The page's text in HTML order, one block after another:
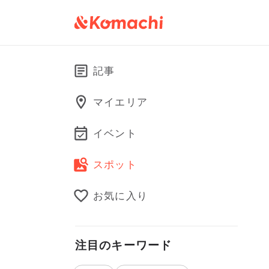
記事
マイエリア
イベント
スポット
お気に入り
注目のキーワード